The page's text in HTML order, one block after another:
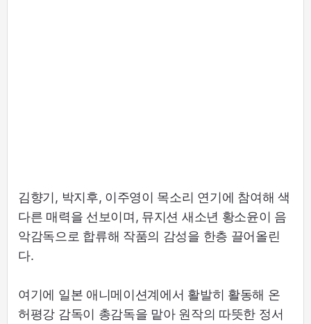
김향기, 박지후, 이주영이 목소리 연기에 참여해 색
다른 매력을 선보이며, 뮤지션 새소년 황소윤이 음
악감독으로 합류해 작품의 감성을 한층 끌어올린
다.
여기에 일본 애니메이션계에서 활발히 활동해 온
허평강 감독이 총감독을 맡아 원작의 따뜻한 정서